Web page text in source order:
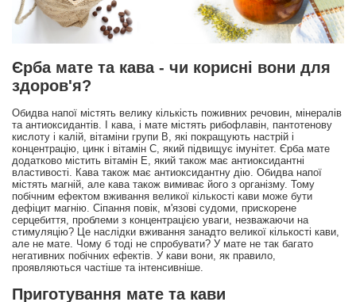
Єрба мате та кава - чи корисні вони для
здоров'я?
Обидва напої містять велику кількість поживних речовин, мінералів
та антиоксидантів. І кава, і мате містять рибофлавін, пантотенову
кислоту і калій, вітаміни групи В, які покращують настрій і
концентрацію, цинк і вітамін С, який підвищує імунітет. Єрба мате
додатково містить вітамін Е, який також має антиоксидантні
властивості. Кава також має антиоксидантну дію. Обидва напої
містять магній, але кава також вимиває його з організму. Тому
побічним ефектом вживання великої кількості кави може бути
дефіцит магнію. Сіпання повік, м'язові судоми, прискорене
серцебиття, проблеми з концентрацією уваги, незважаючи на
стимуляцію? Це наслідки вживання занадто великої кількості кави,
але не мате. Чому б тоді не спробувати? У мате не так багато
негативних побічних ефектів. У кави вони, як правило,
проявляються частіше та інтенсивніше.
Приготування мате та кави